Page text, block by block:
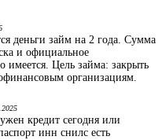
деньги займ на 2 года. Сумма
и официальное
имеется. Цель займа: закрыть
организациям.
кредит сегодня или
инн снилс есть